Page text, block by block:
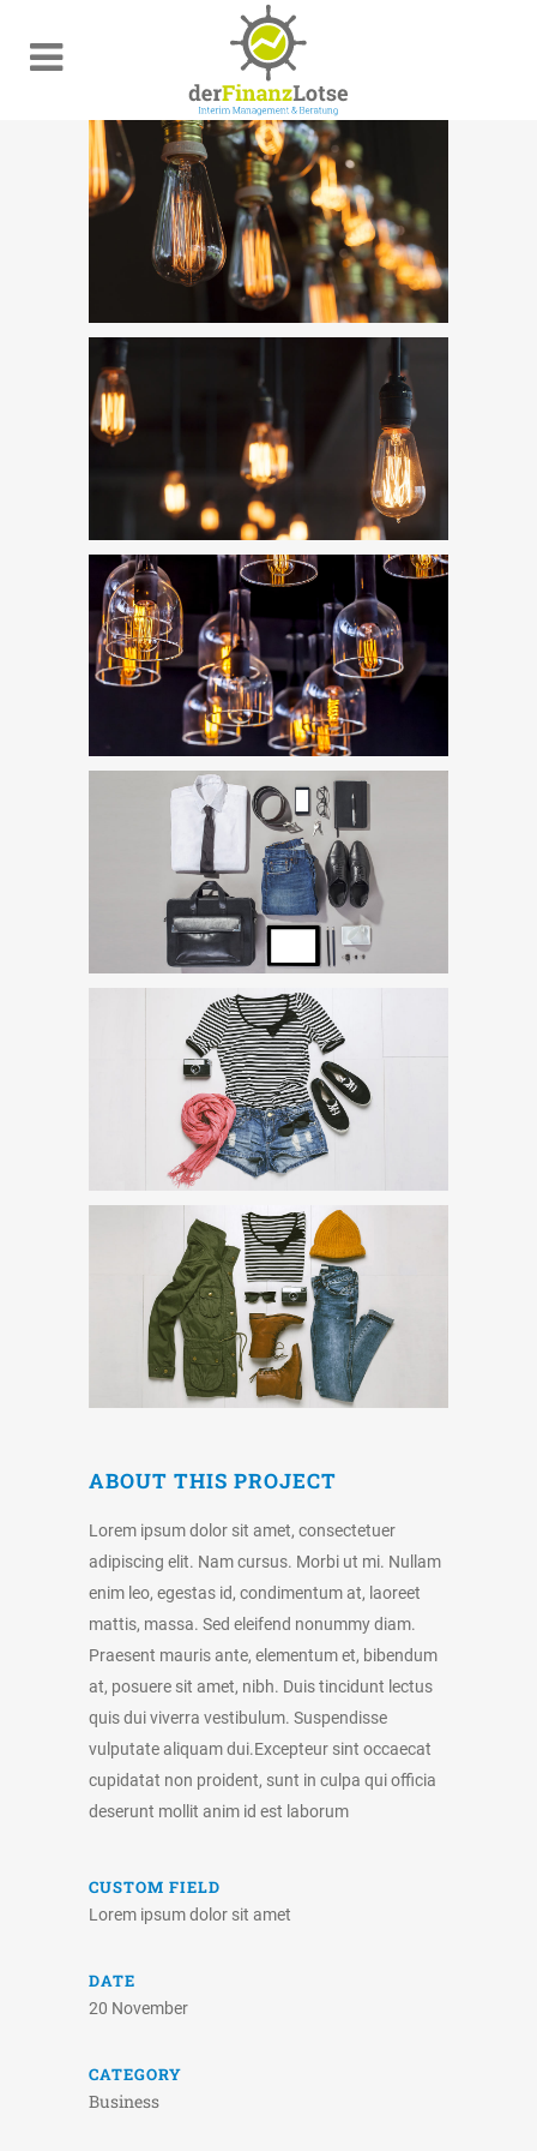
ABOUT THIS PROJECT
Lorem ipsum dolor sit amet, consectetuer
adipiscing elit. Nam cursus. Morbi ut mi. Nullam
enim leo, egestas id, condimentum at, laoreet
mattis, massa. Sed eleifend nonummy diam.
Praesent mauris ante, elementum et, bibendum
at, posuere sit amet, nibh. Duis tincidunt lectus
quis dui viverra vestibulum. Suspendisse
vulputate aliquam dui.Excepteur sint occaecat
cupidatat non proident, sunt in culpa qui officia
deserunt mollit anim id est laborum
CUSTOM FIELD
Lorem ipsum dolor sit amet
DATE
20 November
CATEGORY
Business